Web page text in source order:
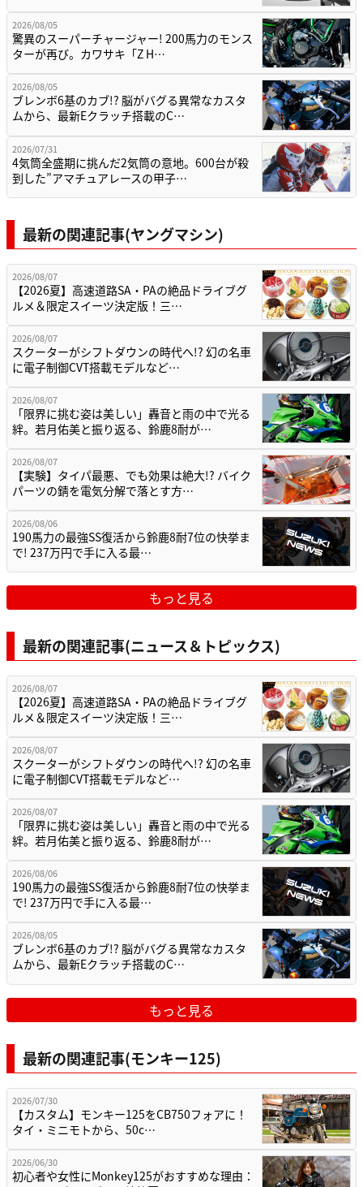
2026/08/05
驚異のスーパーチャージャー! 200馬力のモンス
ターが再び。カワサキ「Z H…
2026/08/05
ブレンボ6基のカブ!? 脳がバグる異常なカスタ
ムから、最新Eクラッチ搭載のC…
2026/07/31
4気筒全盛期に挑んだ2気筒の意地。600台が殺
到した”アマチュアレースの甲子…
最新の関連記事(ヤングマシン)
2026/08/07
【2026夏】高速道路SA・PAの絶品ドライブグ
ルメ＆限定スイーツ決定版！三…
2026/08/07
スクーターがシフトダウンの時代へ!? 幻の名車
に電子制御CVT搭載モデルなど…
2026/08/07
「限界に挑む姿は美しい」轟音と雨の中で光る
絆。若月佑美と振り返る、鈴鹿8耐が…
2026/08/07
【実験】タイパ最悪、でも効果は絶大!? バイク
パーツの錆を電気分解で落とす方…
2026/08/06
190馬力の最強SS復活から鈴鹿8耐7位の快挙ま
で! 237万円で手に入る最…
もっと見る
最新の関連記事(ニュース＆トピックス)
2026/08/07
【2026夏】高速道路SA・PAの絶品ドライブグ
ルメ＆限定スイーツ決定版！三…
2026/08/07
スクーターがシフトダウンの時代へ!? 幻の名車
に電子制御CVT搭載モデルなど…
2026/08/07
「限界に挑む姿は美しい」轟音と雨の中で光る
絆。若月佑美と振り返る、鈴鹿8耐が…
2026/08/06
190馬力の最強SS復活から鈴鹿8耐7位の快挙ま
で! 237万円で手に入る最…
2026/08/05
ブレンボ6基のカブ!? 脳がバグる異常なカスタ
ムから、最新Eクラッチ搭載のC…
もっと見る
最新の関連記事(モンキー125)
2026/07/30
【カスタム】モンキー125をCB750フォアに！
タイ・ミニモトから、50c…
2026/06/30
初心者や女性にMonkey125がおすすめな理由：